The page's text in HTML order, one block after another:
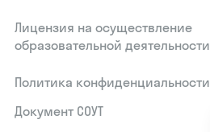
Лицензия на осуществление
образовательной деятельности
Политика конфиденциальности
Документ СОУТ